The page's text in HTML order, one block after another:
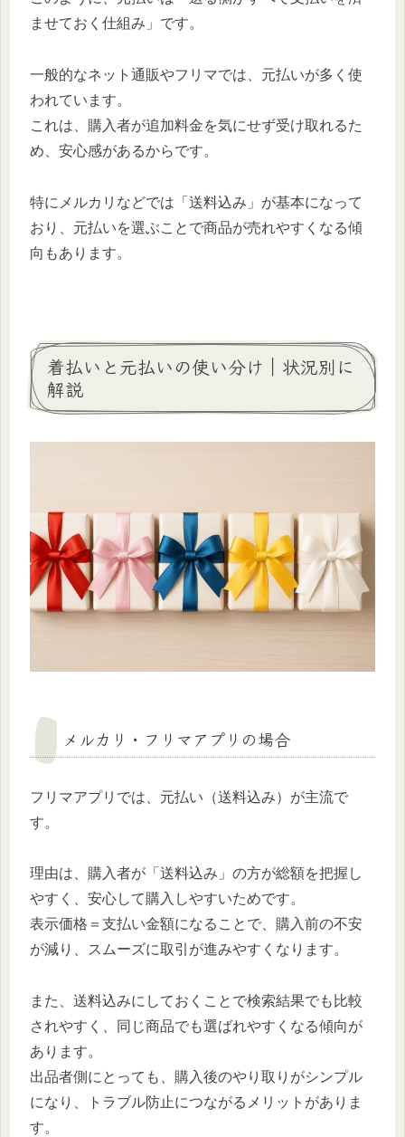
ませておく仕組み」です。
一般的なネット通販やフリマでは、元払いが多く使
われています。
これは、購入者が追加料金を気にせず受け取れるた
め、安心感があるからです。
特にメルカリなどでは「送料込み」が基本になって
おり、元払いを選ぶことで商品が売れやすくなる傾
向もあります。
着払いと元払いの使い分け｜状況別に
解説
メルカリ・フリマアプリの場合
フリマアプリでは、元払い（送料込み）が主流で
す。
理由は、購入者が「送料込み」の方が総額を把握し
やすく、安心して購入しやすいためです。
表示価格＝支払い金額になることで、購入前の不安
が減り、スムーズに取引が進みやすくなります。
また、送料込みにしておくことで検索結果でも比較
されやすく、同じ商品でも選ばれやすくなる傾向が
あります。
出品者側にとっても、購入後のやり取りがシンプル
になり、トラブル防止につながるメリットがありま
す。